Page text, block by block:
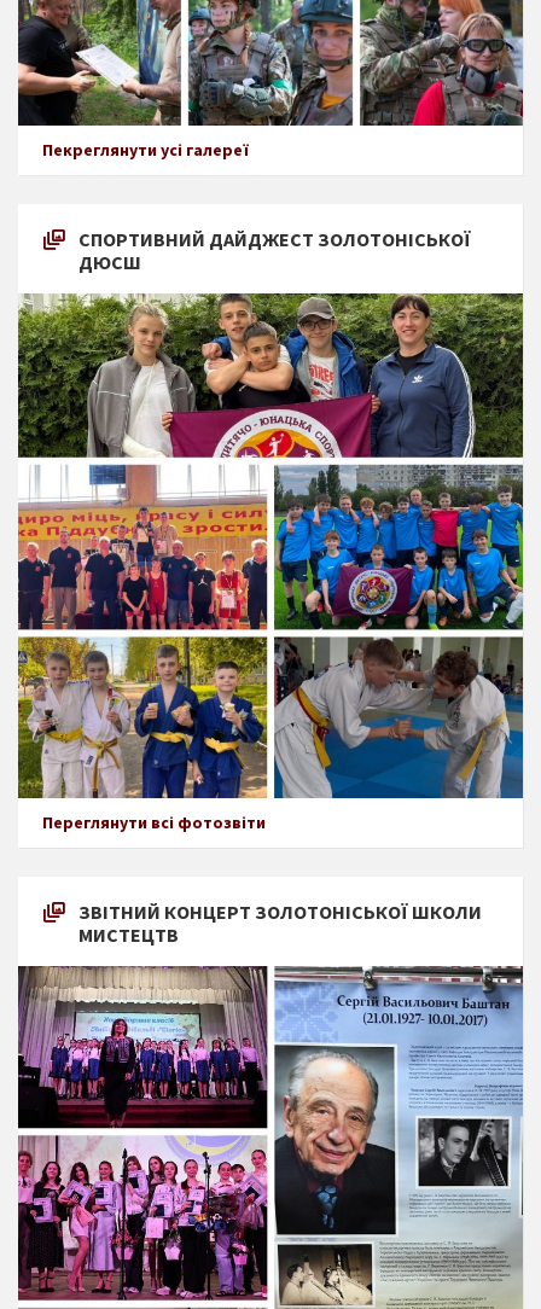
Пекреглянути усі галереї
СПОРТИВНИЙ ДАЙДЖЕСТ ЗОЛОТОНІСЬКОЇ
ДЮСШ
Переглянути всі фотозвіти
ЗВІТНИЙ КОНЦЕРТ ЗОЛОТОНІСЬКОЇ ШКОЛИ
МИСТЕЦТВ